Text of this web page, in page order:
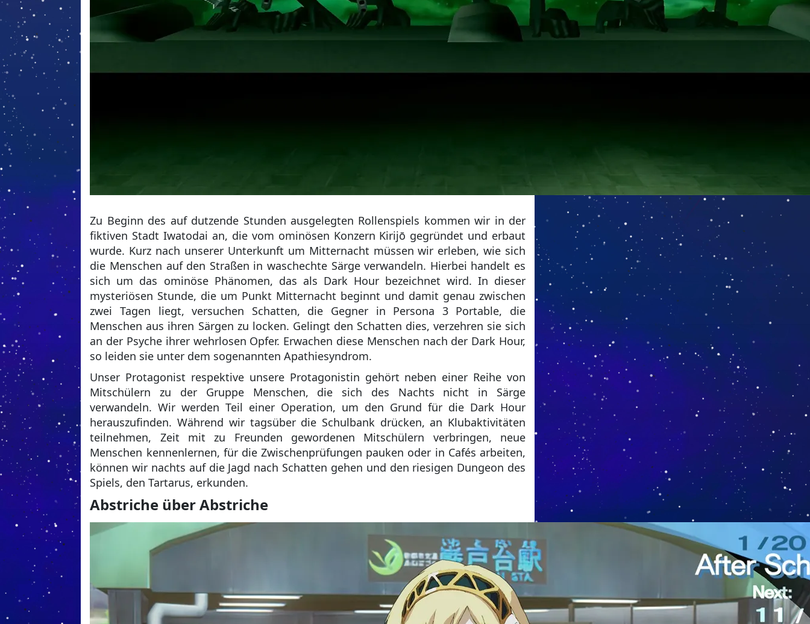
Zu Beginn des auf dutzende Stunden ausgelegten Rollenspiels kommen wir in der
fiktiven Stadt Iwatodai an, die vom ominösen Konzern Kirijō gegründet und erbaut
wurde. Kurz nach unserer Unterkunft um Mitternacht müssen wir erleben, wie sich
die Menschen auf den Straßen in waschechte Särge verwandeln. Hierbei handelt es
sich um das ominöse Phänomen, das als Dark Hour bezeichnet wird. In dieser
mysteriösen Stunde, die um Punkt Mitternacht beginnt und damit genau zwischen
zwei Tagen liegt, versuchen Schatten, die Gegner in Persona 3 Portable, die
Menschen aus ihren Särgen zu locken. Gelingt den Schatten dies, verzehren sie sich
an der Psyche ihrer wehrlosen Opfer. Erwachen diese Menschen nach der Dark Hour,
so leiden sie unter dem sogenannten Apathiesyndrom.
Unser Protagonist respektive unsere Protagonistin gehört neben einer Reihe von
Mitschülern zu der Gruppe Menschen, die sich des Nachts nicht in Särge
verwandeln. Wir werden Teil einer Operation, um den Grund für die Dark Hour
herauszufinden. Während wir tagsüber die Schulbank drücken, an Klubaktivitäten
teilnehmen, Zeit mit zu Freunden gewordenen Mitschülern verbringen, neue
Menschen kennenlernen, für die Zwischenprüfungen pauken oder in Cafés arbeiten,
können wir nachts auf die Jagd nach Schatten gehen und den riesigen Dungeon des
Spiels, den Tartarus, erkunden.
Abstriche über Abstriche